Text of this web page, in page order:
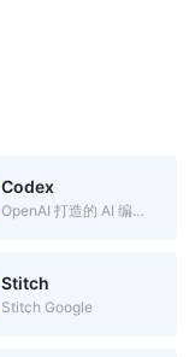
Codex
OpenAI 打造的 AI 编码助手
Stitch
Stitch Google